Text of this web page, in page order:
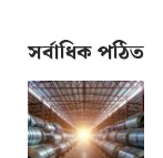
সর্বাধিক পঠিত